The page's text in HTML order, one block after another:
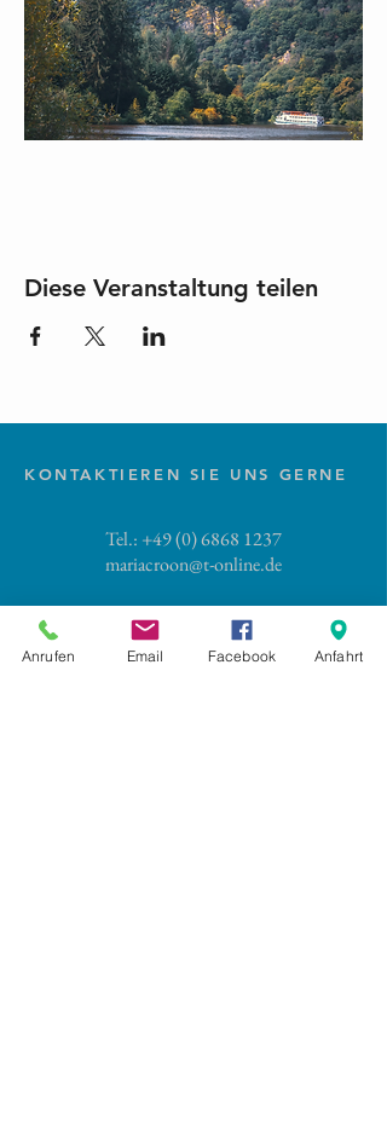
Diese Veranstaltung teilen
KONTAKTIEREN SIE UNS GERNE
Tel.: +49 (0) 6868 1237
mariacroon@t-online.de
Impressum
Datenschutz
Anrufen Email Facebook Anfahrt